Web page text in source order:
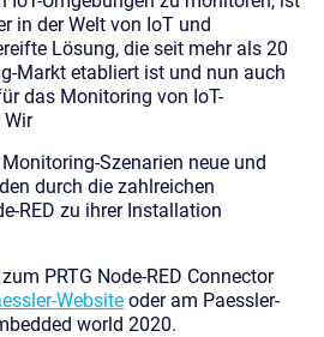
in der Welt von IoT und
Lösung, die seit mehr als 20
Markt etabliert ist und nun auch
das Monitoring von IoT-
Wir
Szenarien neue und
durch die zahlreichen
RED zu ihrer Installation
PRTG Node-RED Connector
Website oder am Paessler-
world 2020.